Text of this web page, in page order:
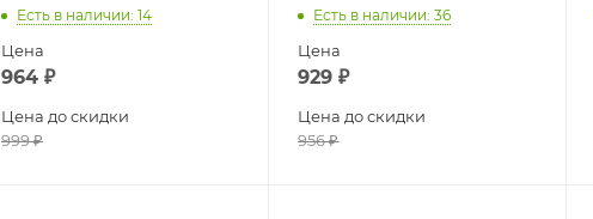
Есть в наличии: 14
Цена
964 ₽
Цена до скидки
999₽
Есть в наличии: 36
Цена
929 ₽
Цена до скидки
956₽